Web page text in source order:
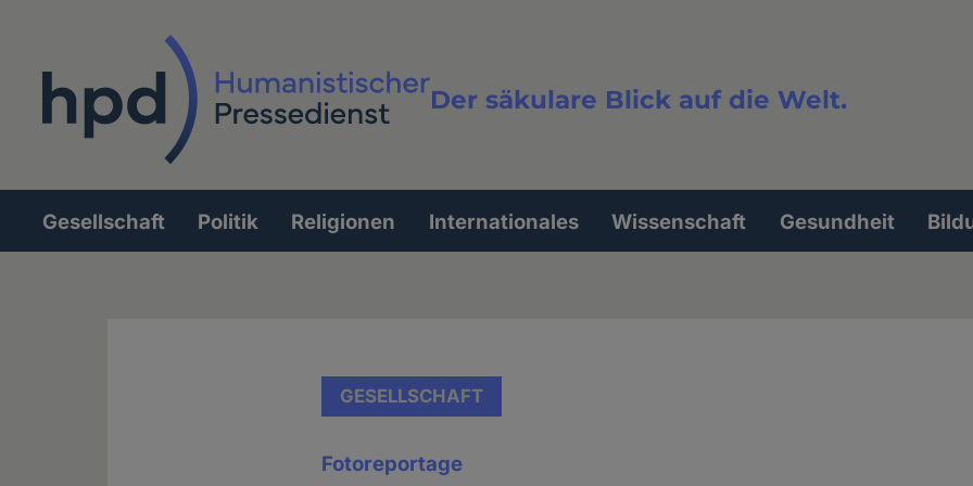
Der säkulare Blick auf die Welt.
Volltextsuche
Hauptnavigation
Gesellschaft Politik Religionen Internationales Wissenschaft Gesundheit
GESELLSCHAFT
Fotoreportage